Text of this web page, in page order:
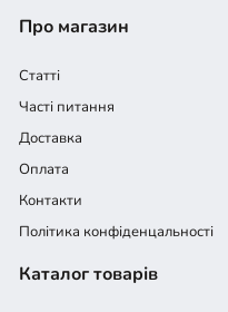
Про магазин
Статті
Часті питання
Доставка
Оплата
Контакти
Політика конфіденцальності
Каталог товарів